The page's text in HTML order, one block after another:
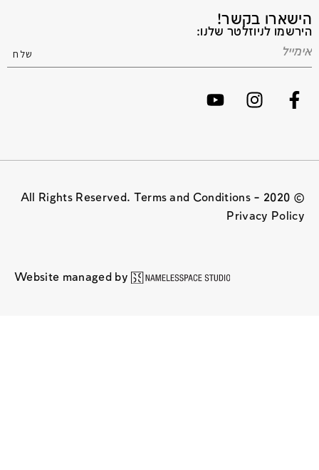
הישארו בקשר!
הירשמו לניוזלטר שלנו:
© 2020 All Rights Reserved. Terms and Conditions –
Privacy Policy
Website managed by